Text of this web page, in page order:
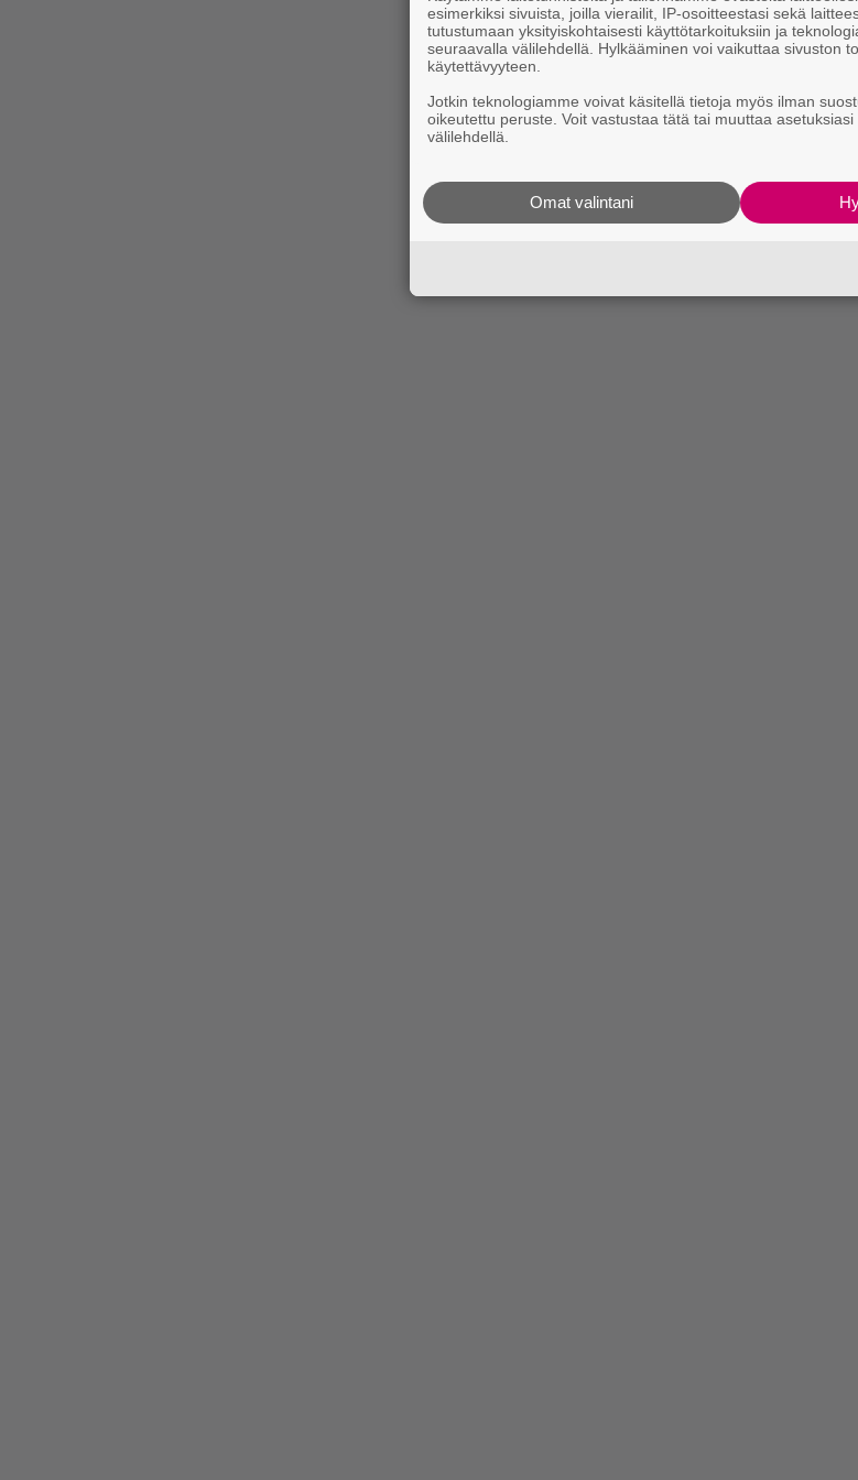
esimerkiksi sivuista, joilla vierailit, IP-osoitteestasi sekä
tutustumaan yksityiskohtaisesti käyttötarkoituksiin ja
seuraavalla välilehdellä. Hylkääminen voi vaikuttaa sivuston
käytettävyyteen.
Jotkin teknologiamme voivat käsitellä tietoja myös ilman
oikeutettu peruste. Voit vastustaa tätä tai muuttaa
välilehdellä.
Omat valintani